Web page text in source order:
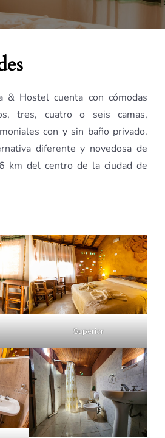
& Hostel cuenta con cómodas
tres, cuatro o seis camas,
con y sin baño privado.
diferente y novedosa de
km del centro de la ciudad de
Superior